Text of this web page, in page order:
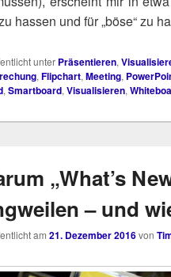
has­sen und für „böse“ zu
unter Präsentieren,
,Flipchart,Meeting,
,Smartboard,Visualisieren,
„What’s
– und
am 21. Dezember 2016von